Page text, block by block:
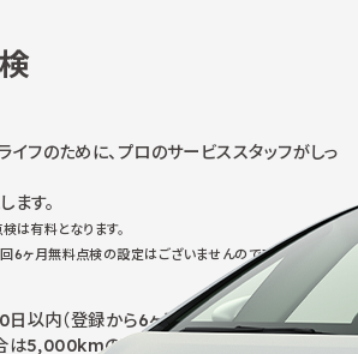
フのために、プロのサービススタッフがしっ
ます。
は有料となります。
月無料点検の設定はございませんのでご注意くださ
日以内（登録から6ヶ月未満でも走行距離が
5,000kmの時にお受けください）